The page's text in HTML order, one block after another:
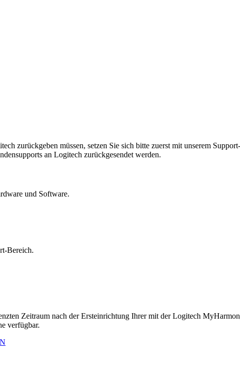
zurückgeben müssen, setzen Sie sich bitte zuerst mit unserem
an Logitech zurückgesendet werden.
und Software.
Bereich.
Zeitraum nach der Ersteinrichtung Ihrer mit der Logitech
verfügbar.